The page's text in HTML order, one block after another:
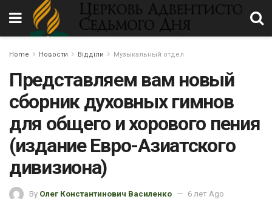
Home Новости Відділи Музыкальный отдел
Представляем вам новый
сборник духовных гимнов
для общего и хорового пения
(издание Евро-Азиатского
дивизиона)
By Олег Константинович Василенко 6 лет Ago